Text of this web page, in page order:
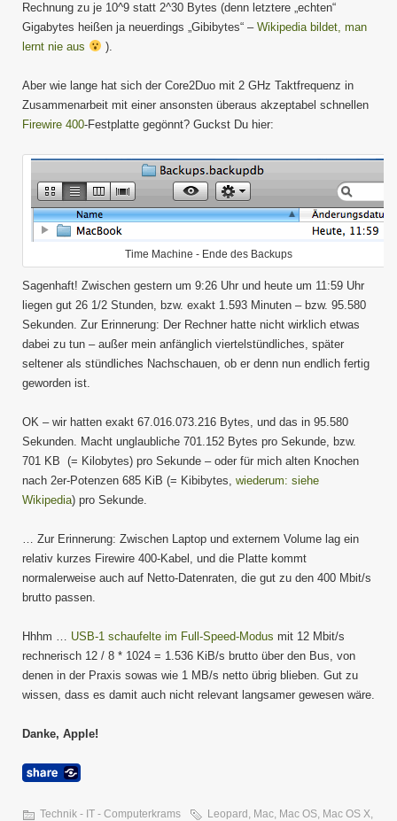
Rechnung zu je 10^9 statt 2^30 Bytes (denn letztere „echten“
Gigabytes heißen ja neuerdings „Gibibytes“ – Wikipedia bildet, man
lernt nie aus
).
Aber wie lange hat sich der Core2Duo mit 2 GHz Taktfrequenz in
Zusammenarbeit mit einer ansonsten überaus akzeptabel schnellen
Firewire 400-Festplatte gegönnt? Guckst Du hier:
Time Machine - Ende des Backups
Sagenhaft! Zwischen gestern um 9:26 Uhr und heute um 11:59 Uhr
liegen gut 26 1/2 Stunden, bzw. exakt 1.593 Minuten – bzw. 95.580
Sekunden. Zur Erinnerung: Der Rechner hatte nicht wirklich etwas
dabei zu tun – außer mein anfänglich viertelstündliches, später
seltener als stündliches Nachschauen, ob er denn nun endlich fertig
geworden ist.
OK – wir hatten exakt 67.016.073.216 Bytes, und das in 95.580
Sekunden. Macht unglaubliche 701.152 Bytes pro Sekunde, bzw.
701 KB (= Kilobytes) pro Sekunde – oder für mich alten Knochen
nach 2er-Potenzen 685 KiB (= Kibibytes, wiederum: siehe
Wikipedia) pro Sekunde.
… Zur Erinnerung: Zwischen Laptop und externem Volume lag ein
relativ kurzes Firewire 400-Kabel, und die Platte kommt
normalerweise auch auf Netto-Datenraten, die gut zu den 400 Mbit/s
brutto passen.
Hhhm … USB-1 schaufelte im Full-Speed-Modus mit 12 Mbit/s
rechnerisch 12 / 8 * 1024 = 1.536 KiB/s brutto über den Bus, von
denen in der Praxis sowas wie 1 MB/s netto übrig blieben. Gut zu
wissen, dass es damit auch nicht relevant langsamer gewesen wäre.
Danke, Apple!
Technik - IT - Computerkrams Leopard , Mac, Mac OS, Mac OS X,